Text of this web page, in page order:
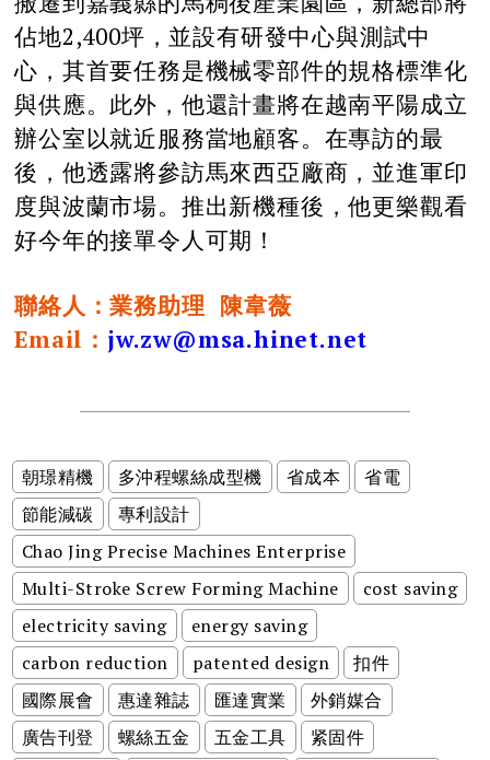
佔地2,400坪，並設有研發中心與測試中
心，其首要任務是機械零部件的規格標準化
與供應。此外，他還計畫將在越南平陽成立
辦公室以就近服務當地顧客。在專訪的最
後，他透露將參訪馬來西亞廠商，並進軍印
度與波蘭市場。推出新機種後，他更樂觀看
好今年的接單令人可期！
聯絡人：業務助理 陳韋薇
Email： jw.zw@msa.hinet.net
朝璟精機 多沖程螺絲成型機 省成本
省電
節能減碳
專利設計
Chao Jing Precise Machines Enterprise
Multi-Stroke Screw Forming Machine
cost saving
electricity saving
energy saving
carbon reduction
patented design
扣件
國際展會
惠達雜誌 匯達實業
外銷媒合
廣告刊登
螺絲五金 五金工具
紧固件